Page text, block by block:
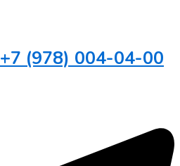
+7 (978) 004-04-00